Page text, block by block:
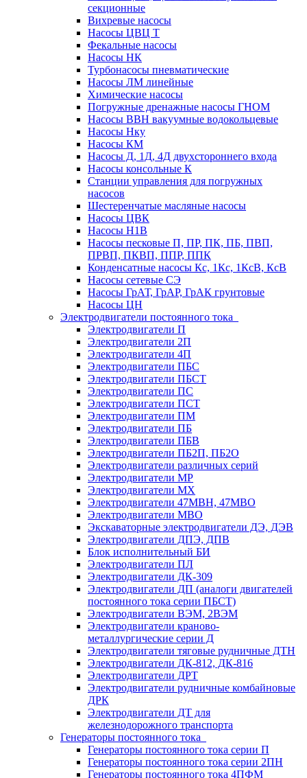
секционные
Вихревые насосы
Насосы ЦВЦ Т
Фекальные насосы
Насосы НК
Турбонасосы пневматические
Насосы ЛМ линейные
Химические насосы
Погружные дренажные насосы ГНОМ
Насосы ВВН вакуумные водокольцевые
Насосы Нку
Насосы КМ
Насосы Д, 1Д, 4Д двухстороннего входа
Насосы консольные К
Станции управления для погружных
насосов
Шестеренчатые масляные насосы
Насосы ЦВК
Насосы Н1В
Насосы песковые П, ПР, ПК, ПБ, ПВП,
ПРВП, ПКВП, ППР, ППК
Конденсатные насосы Кс, 1Кс, 1КсВ, КсВ
Насосы сетевые СЭ
Насосы ГрАТ, ГрАР, ГрАК грунтовые
Насосы ЦН
Электродвигатели постоянного тока
Электродвигатели П
Электродвигатели 2П
Электродвигатели 4П
Электродвигатели ПБС
Электродвигатели ПБСТ
Электродвигатели ПС
Электродвигатели ПСТ
Электродвигатели ПМ
Электродвигатели ПБ
Электродвигатели ПБВ
Электродвигатели ПБ2П, ПБ2О
Электродвигатели различных серий
Электродвигатели МР
Электродвигатели MX
Электродвигатели 47MBH, 47МВО
Электродвигатели MBO
Экскаваторные электродвигатели ДЭ, ДЭВ
Электродвигатели ДПЭ, ДПВ
Блок исполнительный БИ
Электродвигатели ПЛ
Электродвигатели ДК-309
Электродвигатели ДП (аналоги двигателей
постоянного тока серии ПБСТ)
Электродвигатели ВЭМ, 2ВЭМ
Электродвигатели краново-
металлургические серии Д
Электродвигатели тяговые рудничные ДТН
Электродвигатели ДК-812, ДК-816
Электродвигатели ДРТ
Электродвигатели рудничные комбайновые
ДРК
Электродвигатели ДТ для
железнодорожного транспорта
Генераторы постоянного тока
Генераторы постоянного тока серии П
Генераторы постоянного тока серии 2ПН
Генераторы постоянного тока 4ПФМ